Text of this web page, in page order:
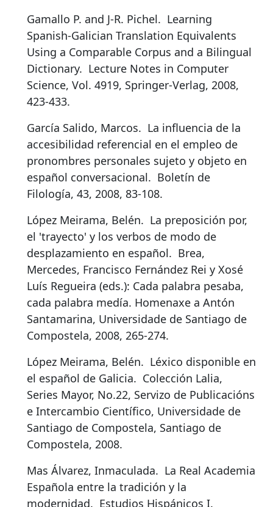
Gamallo P. and J-R. Pichel. Learning
Spanish-Galician Translation Equivalents
Using a Comparable Corpus and a Bilingual
Dictionary. Lecture Notes in Computer
Science, Vol. 4919, Springer-Verlag, 2008,
423-433.
García Salido, Marcos. La influencia de la
accesibilidad referencial en el empleo de
pronombres personales sujeto y objeto en
español conversacional. Boletín de
Filología, 43, 2008, 83-108.
López Meirama, Belén. La preposición por,
el 'trayecto' y los verbos de modo de
desplazamiento en español. Brea,
Mercedes, Francisco Fernández Rei y Xosé
Luís Regueira (eds.): Cada palabra pesaba,
cada palabra medía. Homenaxe a Antón
Santamarina, Universidade de Santiago de
Compostela, 2008, 265-274.
López Meirama, Belén. Léxico disponible en
el español de Galicia. Colección Lalia,
Series Mayor, No.22, Servizo de Publicacións
e Intercambio Científico, Universidade de
Santiago de Compostela, Santiago de
Compostela, 2008.
Mas Álvarez, Inmaculada. La Real Academia
Española entre la tradición y la
modernidad. Estudios Hispánicos I.